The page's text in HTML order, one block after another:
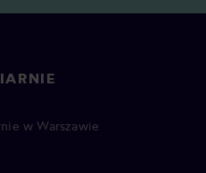
w Warszawie